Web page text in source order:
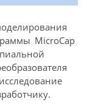
MicroCap